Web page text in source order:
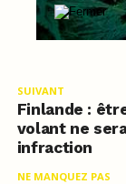
SUIVANT
Finlande :
volant ne
infraction
NE MANQUEZ PAS